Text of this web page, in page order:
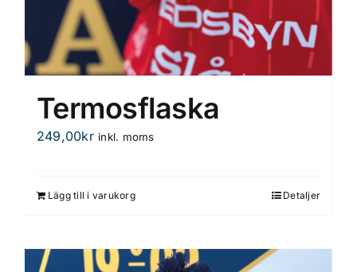
Termosflaska
249,00kr inkl. moms
Lägg till i varukorg Detaljer